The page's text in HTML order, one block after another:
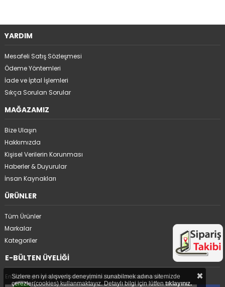
YARDIM
Mesafeli Satış Sözleşmesi
Ödeme Yöntemleri
İade ve İptal İşlemleri
Sıkça Sorulan Sorular
MAĞAZAMIZ
Bize Ulaşın
Hakkımızda
Kişisel Verilerin Korunması
Haberler & Duyurular
İnsan Kaynakları
ÜRÜNLER
Tüm Ürünler
Markalar
Kategoriler
E-BÜLTEN ÜYELİĞİ
En avantajlı kampanyalarımız için bültenimize abone olun.
Sizlere en iyi alışveriş deneyimini sunabilmek adına sitemizde
çerezler(cookies) kullanmaktayız. Detaylı bilgi için lütfentıklayınız. ×